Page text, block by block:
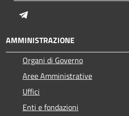
AMMINISTRAZIONE
Organi di Governo
Aree Amministrative
Uffici
Enti e fondazioni